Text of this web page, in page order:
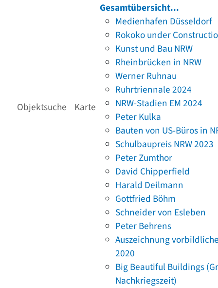
Objektsuche Karte
Gesamtübersicht...
Medienhafen Düsseldorf
Rokoko under
Kunst und Bau NRW
Rheinbrücken in NRW
Werner Ruhnau
Ruhrtriennale 2024
NRW-Stadien EM 2024
Peter Kulka
Bauten von US-Büros in
Schulbaupreis NRW 2023
Peter Zumthor
David Chipperfield
Harald Deilmann
Gottfried Böhm
Schneider von Esleben
Peter Behrens
Auszeichnung
2020
Big Beautiful Buildings
Nachkriegszeit)